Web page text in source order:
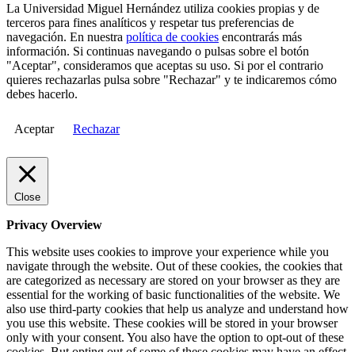
La Universidad Miguel Hernández utiliza cookies propias y de
terceros para fines analíticos y respetar tus preferencias de
navegación. En nuestra política de cookies encontrarás más
información. Si continuas navegando o pulsas sobre el botón
"Aceptar", consideramos que aceptas su uso. Si por el contrario
quieres rechazarlas pulsa sobre "Rechazar" y te indicaremos cómo
debes hacerlo.
Aceptar Rechazar
Close
Privacy Overview
This website uses cookies to improve your experience while you
navigate through the website. Out of these cookies, the cookies that
are categorized as necessary are stored on your browser as they are
essential for the working of basic functionalities of the website. We
also use third-party cookies that help us analyze and understand how
you use this website. These cookies will be stored in your browser
only with your consent. You also have the option to opt-out of these